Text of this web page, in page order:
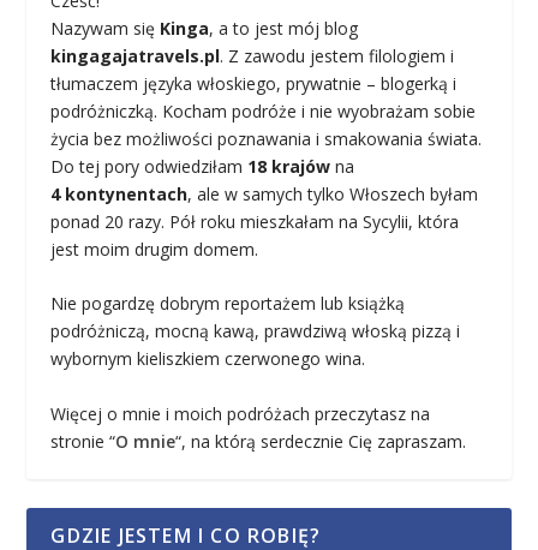
Nazywam się Kinga, a to jest mój blog
kingagajatravels.pl. Z zawodu jestem filologiem i
tłumaczem języka włoskiego, prywatnie – blogerką i
podróżniczką. Kocham podróże i nie wyobrażam sobie
życia bez możliwości poznawania i smakowania świata.
Do tej pory odwiedziłam 18 krajów na
4 kontynentach, ale w samych tylko Włoszech byłam
ponad 20 razy. Pół roku mieszkałam na Sycylii, która
jest moim drugim domem.
Nie pogardzę dobrym reportażem lub książką
podróżniczą, mocną kawą, prawdziwą włoską pizzą i
wybornym kieliszkiem czerwonego wina.
Więcej o mnie i moich podróżach przeczytasz na
stronie “O mnie“, na którą serdecznie Cię zapraszam.
GDZIE JESTEM I CO ROBIĘ?